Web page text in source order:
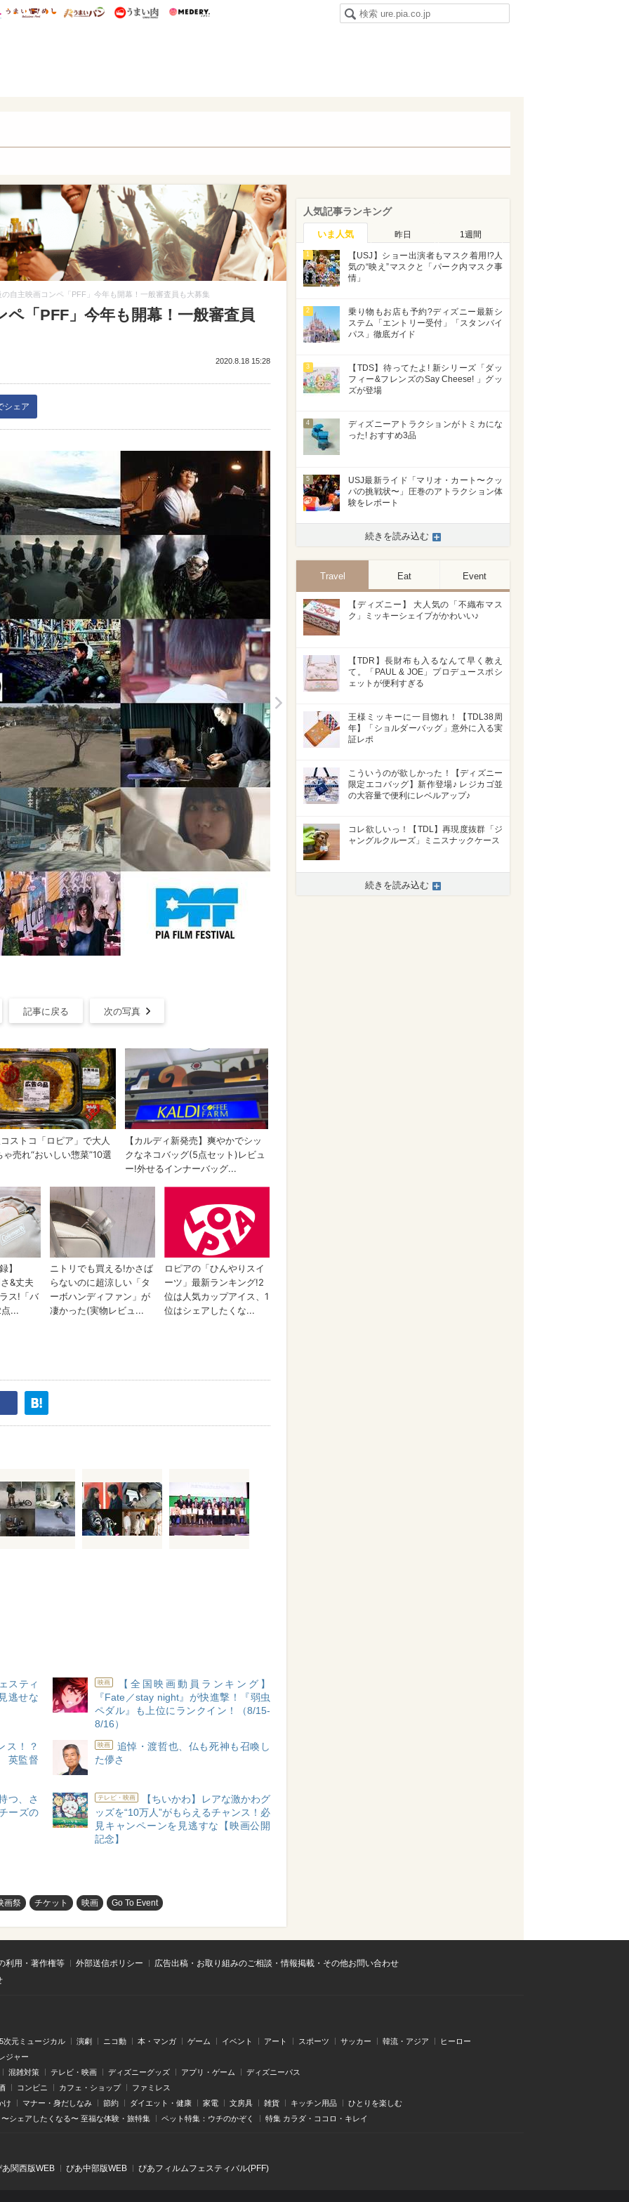
研 ディズニー特集
mimot. うまいめし うまいパン うまい肉
の自主映画コンペ「PFF」今年も開幕！一般審査員も大募集
「PFF」今年も開幕！一般審査員
2020.8.18 15:28
シェア
記事に戻る 次の写真
スティ
逃せな
映画
【全国映画動員ランキング】
『Fate／stay night』が快進撃！『弱虫
ペダル』も上位にランクイン！（8/15-
8/16）
ス！？
英監督
映画
追悼・渡哲也、仏も死神も召喚し
た儚さ
つ、さ
ーズの
テレビ・映画
【ちいかわ】レアな激かわグ
ッズを“10万人”がもらえるチャンス！必
見キャンペーンを見逃すな【映画公開
記念】
画祭 チケット 映画 Go To Event
人気記事ランキング
いま人気 昨日 1週間
1
【USJ】ショー出演者もマスク着用!?人
気の“映え”マスクと「パーク内マスク事
情」
2
乗り物もお店も予約?ディズニー最新シ
ステム「エントリー受付」「スタンバイ
パス」徹底ガイド
3
【TDS】待ってたよ! 新シリーズ「ダッ
フィー&フレンズのSay Cheese! 」グッ
ズが登場
4
ディズニーアトラクションがトミカにな
った! おすすめ3品
5
USJ最新ライド「マリオ・カート〜クッ
パの挑戦状〜」圧巻のアトラクション体
験をレポート
続きを読み込む
Travel Eat Event
【ディズニー】 大人気の「不織布マス
ク」ミッキーシェイプがかわいい♪
【TDR】長財布も入るなんて早く教え
て。「PAUL & JOE」プロデュースポシ
ェットが便利すぎる
王様ミッキーに一目惚れ！【TDL38周
年】「ショルダーバッグ」意外に入る実
証レポ
こういうのが欲しかった！【ディズニー
限定エコバッグ】新作登場♪ レジカゴ並
の大容量で便利にレベルアップ♪
コレ欲しいっ！【TDL】再現度抜群「ジ
ャングルクルーズ」ミニスナックケース
続きを読み込む
利用・著作権等 外部送信ポリシー
広告出稿・お取り組みのご相談・情報掲載・その他お問い合わせ
次元ミュージカル 演劇 ニコ動 本・マンガ ゲーム イベント アート スポーツ サッカー 韓流・アジア
ヒーロー
ジャー
混雑対策
テレビ・映画 ディズニーグッズ アプリ・ゲーム
ディズニーパス
コンビニ カフェ・ショップ
ファミレス
け
マナー・身だしなみ 節約 ダイエット・健康 家電 文房具 雑貨 キッチン用品
ひとりを楽しむ
〜シェアしたくなる〜 至福な体験・旅特集
ペット特集：ウチのかぞく 特集 カラダ・ココロ・キレイ
あ関⻄版WEB ぴあ中部版WEB ぴあフィルムフェスティバル(PFF)